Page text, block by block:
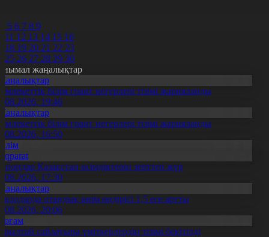
5 6 7 8 9
11 12 13 14 15 16
18 19 20 21 22 23
25 26 27 28 29 30
жаңалықтар
білім грант иегерлері тізімі жарияланды
19:46
білім грант иегерлері тізімі жарияланды
16:50
Қазақстан өсімдіктерін зерттеп жүр
17:30
отандық өнім өндірісі 1,5 есе артты
20:06
сайлауына үміткерлердің тізімі бекітілді